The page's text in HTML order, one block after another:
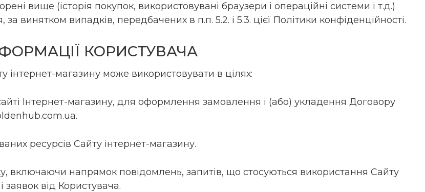
вище (історія покупок, використовувані браузери і операційні системи і т.д.)
винятком випадків, передбачених в п.п. 5.2. і 5.3. цієї Політики конфіденційності.
КОРИСТУВАЧА
інтернет-магазину може використовувати в цілях:
Інтернет-магазину, для оформлення замовлення і (або) укладення Договору
ресурсів Сайту інтернет-магазину.
включаючи напрямок повідомлень, запитів, що стосуються використання Сайту
заявок від Користувача.